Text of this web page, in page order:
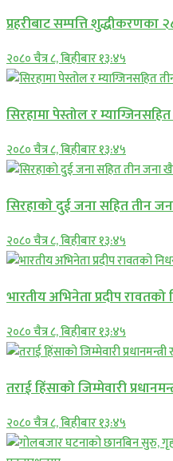
प्रहरीबाट सम्पत्ति शुद्धीकरणका
२०८० चैत्र ८, बिहीबार १३:४५
सिरहामा पेस्तोल र
२०८० चैत्र ८, बिहीबार १३:४५
सिरहाकाे दुई जना सहित तीन
२०८० चैत्र ८, बिहीबार १३:४५
भारतीय अभिनेता प्रदीप रावतको
२०८० चैत्र ८, बिहीबार १३:४५
तराई हिंसाको जिम्मेवारी
२०८० चैत्र ८, बिहीबार १३:४५